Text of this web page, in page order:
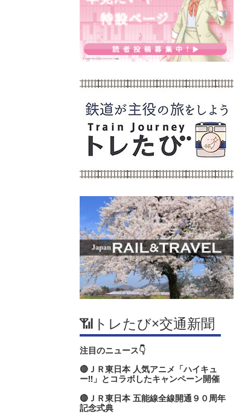
📶トレたび×交通新聞
注目のニュース👇
🔴ＪＲ東日本 人気アニメ「ハイキュ
ー‼」とコラボしたキャンペーン開催
🔴ＪＲ東日本 五能線全線開通９０周年
記念式典